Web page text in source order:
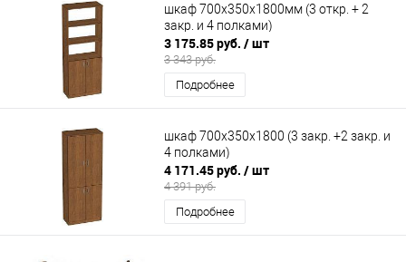
шкаф 700х350х1800мм (3 откр. + 2
закр. и 4 полками)
3 175.85 руб. / шт
3 343 руб.
Подробнее
шкаф 700х350х1800 (3 закр. +2 закр. и
4 полками)
4 171.45 руб. / шт
4 391 руб.
Подробнее